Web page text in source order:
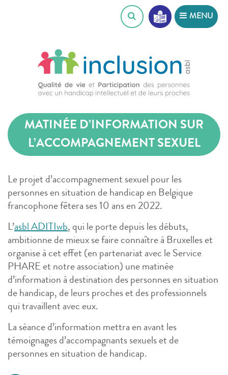
MENU
MATINÉE D’INFORMATION SUR
L’ACCOMPAGNEMENT SEXUEL
Le projet d’accompagnement sexuel pour les
personnes en situation de handicap en Belgique
francophone fêtera ses 10 ans en 2022.
L’asbl ADITIwb, qui le porte depuis les débuts,
ambitionne de mieux se faire connaître à Bruxelles et
organise à cet effet (en partenariat avec le Service
PHARE et notre association) une matinée
d’information à destination des personnes en situation
de handicap, de leurs proches et des professionnels
qui travaillent avec eux.
La séance d’information mettra en avant les
témoignages d’accompagnants sexuels et de
personnes en situation de handicap.